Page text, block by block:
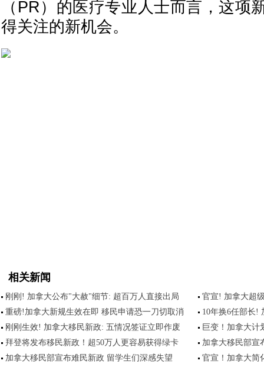
（PR）的医疗专业人士而言，这项
得关注的新机会。
相关新闻
刚刚! 加拿大公布"大赦"细节: 超百万人直接出局
官宣! 加拿大超
重磅!加拿大新规生效在即 移民申请恐一刀切取消
10年换6任部长!
刚刚生效! 加拿大移民新政: 五情况签证立即作废
巨变！加拿大计
拜登将发布移民新政！超50万人更容易获得绿卡
加拿大移民部宣
加拿大移民部宣布难民新政 留学生们深感失望
官宣！加拿大简